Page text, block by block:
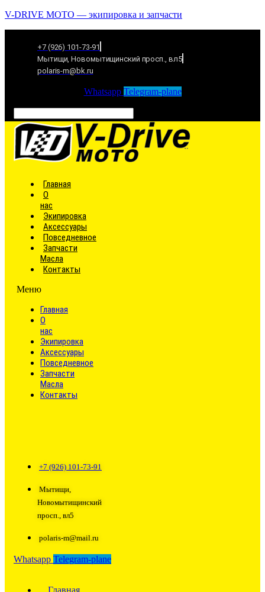
V-DRIVE MOTO — экипировка и запчасти
+7 (926) 101-73-91
Мытищи, Новомытищинский просп., вл5
polaris-m@bk.ru
Whatsapp Telegram-plane
Главная
О
нас
Экипировка
Аксессуары
Повседневное
Запчасти
Масла
Контакты
Меню
Главная
О
нас
Экипировка
Аксессуары
Повседневное
Запчасти
Масла
Контакты
+7 (926) 101-73-91
Мытищи,
Новомытищинский
просп., вл5
polaris-m@mail.ru
Whatsapp Telegram-plane
Главная